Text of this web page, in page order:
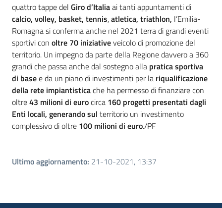
quattro tappe del Giro d’Italiaai tanti appuntamenti di
calcio, volley, basket, tennis,atletica, triathlon, l’Emilia-
Romagna si conferma anche nel 2021 terra di grandi eventi
sportivi con oltre 70 iniziativeveicolo di promozione del
territorio. Un impegno da parte della Regione davvero a 360
grandi che passa anche dal sostegno alla pratica sportiva
di basee da un piano di investimenti per la riqualificazione
della rete impiantisticache ha permesso di finanziare con
oltre43 milioni di eurocirca 160 progetti presentati dagli
Enti locali, generando sul territorio un investimento
complessivo di oltre 100 milioni di euro./PF
Ultimo aggiornamento: 21-10-2021, 13:37